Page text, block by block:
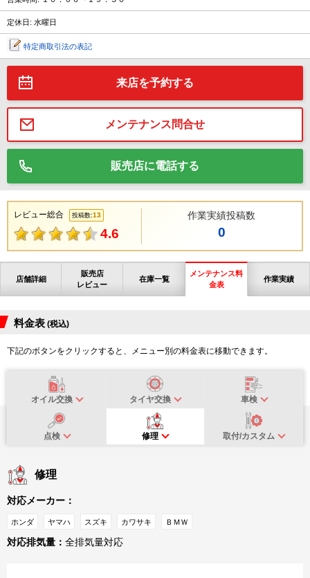
定休日: 水曜日
特定商取引法の表記
来店を予約する
メンテナンス問合せ
販売店に電話する
レビュー総合 投稿数:13
4.6
作業実績投稿数
0
店舗詳細
販売店
レビュー
在庫一覧
メンテナンス料
金表
作業実績
料金表 (税込)
下記のボタンをクリックすると、メニュー別の料金表に移動できます。
オイル交換 タイヤ交換 車検
点検 修理 取付/カスタム
修理
対応メーカー：
ホンダ ヤマハ スズキ カワサキ ＢＭＷ
対応排気量： 全排気量対応